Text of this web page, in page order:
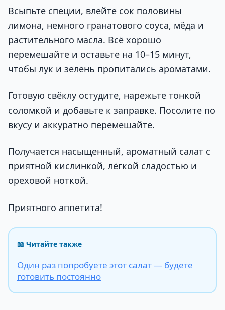
Всыпьте специи, влейте сок половины
лимона, немного гранатового соуса, мёда и
растительного масла. Всё хорошо
перемешайте и оставьте на 10–15 минут,
чтобы лук и зелень пропитались ароматами.
Готовую свёклу остудите, нарежьте тонкой
соломкой и добавьте к заправке. Посолите по
вкусу и аккуратно перемешайте.
Получается насыщенный, ароматный салат с
приятной кислинкой, лёгкой сладостью и
ореховой ноткой.
Приятного аппетита!
📖 Читайте также
Один раз попробуете этот салат — будете
готовить постоянно